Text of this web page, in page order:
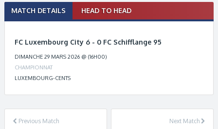
MATCH DETAILS HEAD TO HEAD
FC Luxembourg City 6 - 0 FC Schifflange 95
DIMANCHE 29 MARS 2026 @ (16H00)
CHAMPIONNAT
LUXEMBOURG-CENTS
Match
navigation
Previous Match Next Match